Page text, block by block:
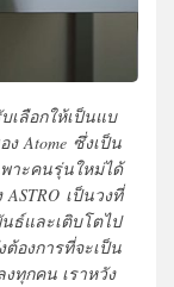
เลือกให้เป็นแบ
Atome ซึ่งเป็น
าะคนรุ่นใหม่ได้
เป็นวงที่
ธ์และเติบโตไป
องการที่จะเป็น
ทุกคน เราหวัง